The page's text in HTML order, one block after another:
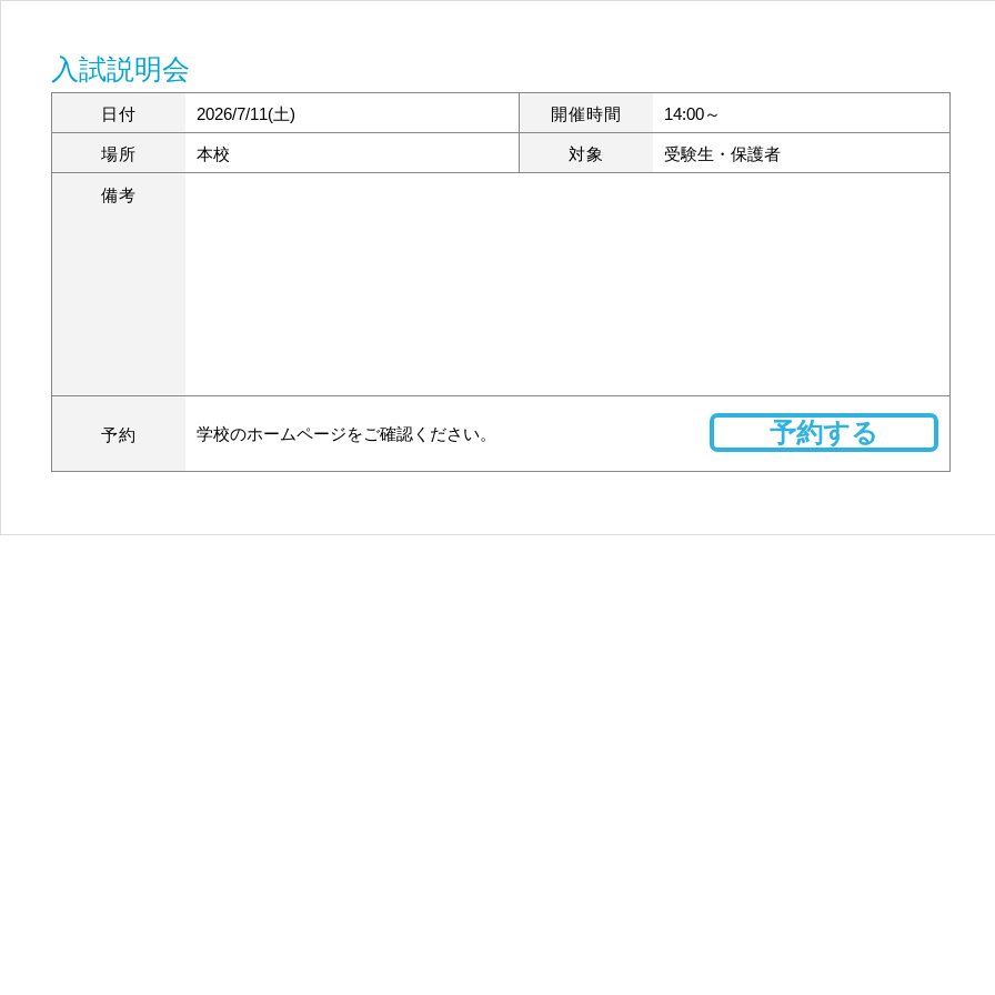
入試説明会
日付 2026/7/11(土) 開催時間 14:00～
場所 本校 対象 受験生・保護者
備考
予約 学校のホームページをご確認ください。 予約する